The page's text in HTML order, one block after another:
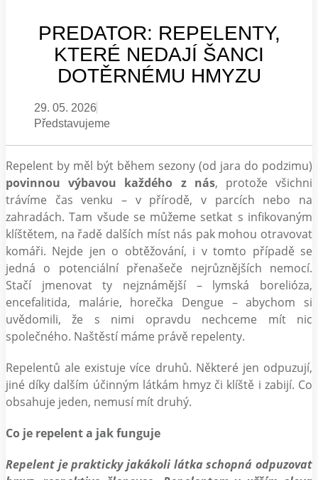
PREDATOR: REPELENTY,
KTERÉ NEDAJÍ ŠANCI
DOTĚRNÉMU HMYZU
29. 05. 2026
Představujeme
Repelent by měl být během sezony (od jara do podzimu)
povinnou výbavou každého z nás, protože všichni
trávíme čas venku – v přírodě, v parcích nebo na
zahradách. Tam všude se můžeme setkat s infikovaným
klíštětem, na řadě dalších míst nás pak mohou otravovat
komáři. Nejde jen o obtěžování, i v tomto případě se
jedná o potenciální přenašeče nejrůznějších nemocí.
Stačí jmenovat ty nejznámější – lymská borelióza,
encefalitida, malárie, horečka Dengue – abychom si
uvědomili, že s nimi opravdu nechceme mít nic
společného. Naštěstí máme právě repelenty.
Repelentů ale existuje více druhů. Některé jen odpuzují,
jiné díky dalším účinným látkám hmyz či klíště i zabijí. Co
obsahuje jeden, nemusí mít druhý.
Co je repelent a jak funguje
Repelent je prakticky jakákoli látka schopná odpuzovat